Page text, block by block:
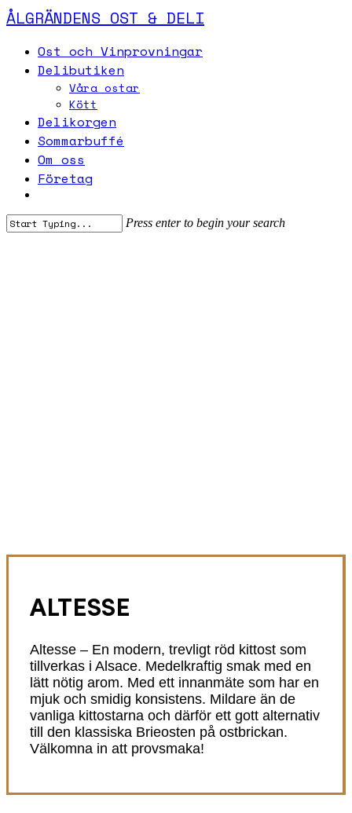
Skip
to
content
ÅLGRÄNDENS OST & DELI
Menu Ost och Vinprovningar
Delibutiken
Våra ostar
Kött
Delikorgen
Sommarbuffé
Om oss
Företag
Press enter to begin your search
ALTESSE
Altesse – En modern, trevligt röd kittost som
tillverkas i Alsace. Medelkraftig smak med en
lätt nötig arom. Med ett innanmäte som har en
mjuk och smidig konsistens. Mildare än de
vanliga kittostarna och därför ett gott alternativ
till den klassiska Brieosten på ostbrickan.
Välkomna in att provsmaka!